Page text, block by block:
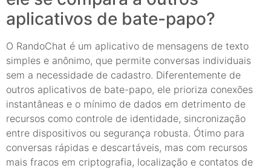
aplicativos de bate-papo?
O RandoChat é um aplicativo de mensagens de texto
simples e anônimo, que permite conversas individuais
sem a necessidade de cadastro. Diferentemente de
outros aplicativos de bate-papo, ele prioriza conexões
instantâneas e o mínimo de dados em detrimento de
recursos como controle de identidade, sincronização
entre dispositivos ou segurança robusta. Ótimo para
conversas rápidas e descartáveis, mas com recursos
mais fracos em criptografia, localização e contatos de